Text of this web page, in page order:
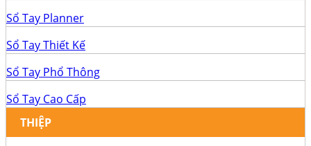
Sổ Tay Planner
Sổ Tay Thiết Kế
Sổ Tay Phổ Thông
Sổ Tay Cao Cấp
THIỆP